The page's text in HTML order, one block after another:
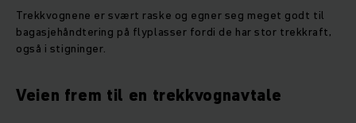
Trekkvognene er svært raske og egner seg meget godt til
bagasjehåndtering på flyplasser fordi de har stor trekkraft,
også i stigninger.
Veien frem til en trekkvognavtale